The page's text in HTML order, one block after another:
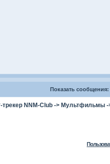
Показать сообщения:
трекер NNM-Club-> Мультфильмы-